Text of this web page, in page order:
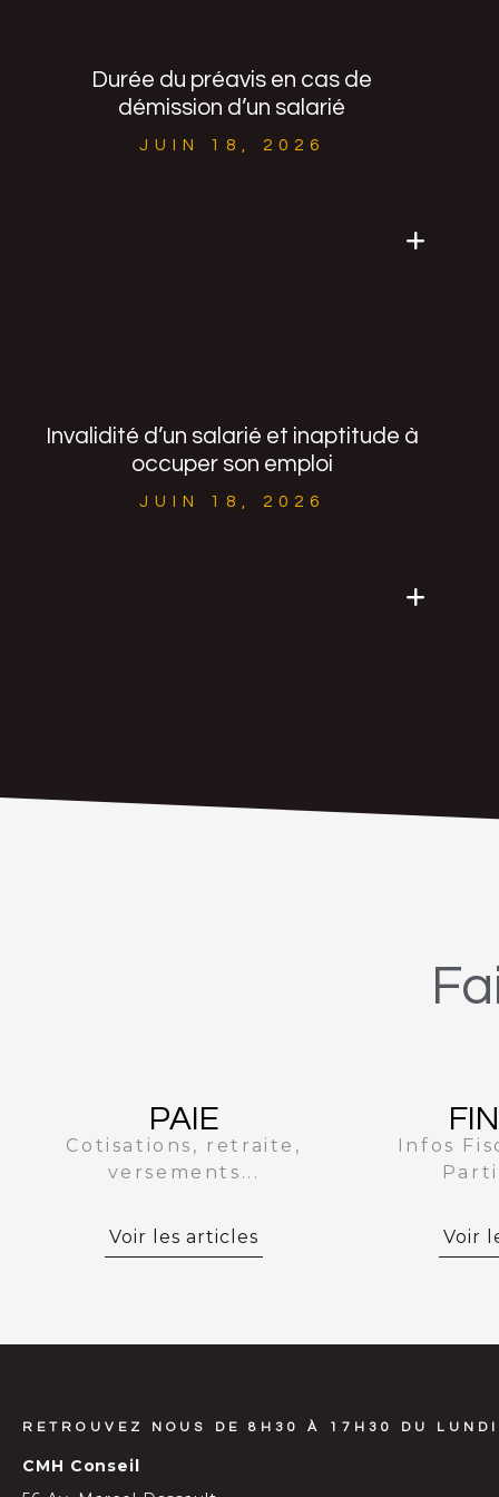
Durée du préavis en cas de
démission d’un salarié
JUIN 18, 2026
INSTALLÉE SUR SON ORDINATEUR
PROFESSIONNEL. PUIS-JE LIRE LE
CONTENU DES MESSAGES QU’IL A
ÉCHÉANT, PRONONCER UNE
Invalidité d’un salarié et inaptitude à
occuper son emploi
JUIN 18, 2026
PAIE
Cotisations, retraite,
versements...
Voir les articles
Infos
Voir
RETROUVEZ NOUS DE 8H30 À 17H30 DU
CMH Conseil